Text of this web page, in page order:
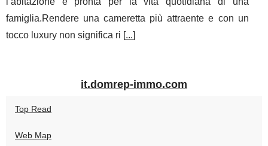
famiglia.Rendere una cameretta più attraente e con un
tocco luxury non significa ri [...]
it.domrep-immo.com
Top Read
Web Map